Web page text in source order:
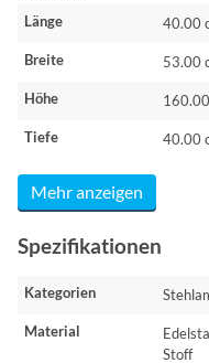
Länge
40.00
Breite 53.00
Höhe
Tiefe 40.00
Mehr anzeigen
Spezifikationen
Kategorien
Material
Stoff